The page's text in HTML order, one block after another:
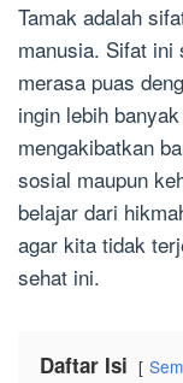
Tamak adalah
manusia. Sifat ini
merasa puas
ingin lebih
mengakibatkan
sosial maupun
belajar dari
agar kita tidak
sehat ini.
Daftar Isi